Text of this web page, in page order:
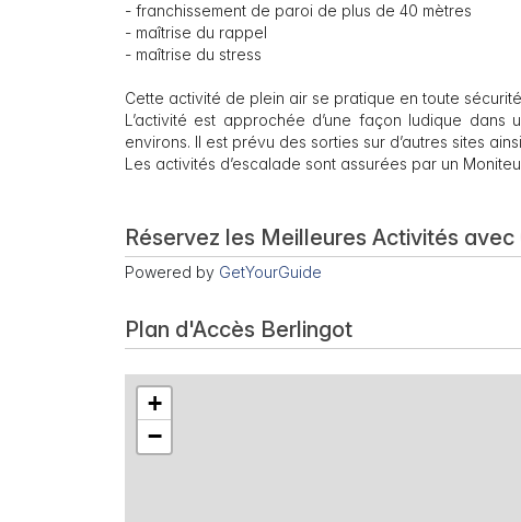
- franchissement de paroi de plus de 40 mètres
- maîtrise du rappel
- maîtrise du stress
Cette activité de plein air se pratique en toute
L’activité est approchée d’une façon ludique
environs. Il est prévu des sorties sur d’autres sites
Les activités d’escalade sont assurées par un
Réservez les Meilleures Activités avec
Powered by GetYourGuide
Plan d'Accès Berlingot
+
−